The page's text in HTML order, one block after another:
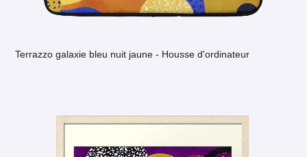
Terrazzo galaxie bleu nuit jaune - Housse d'ordinateur